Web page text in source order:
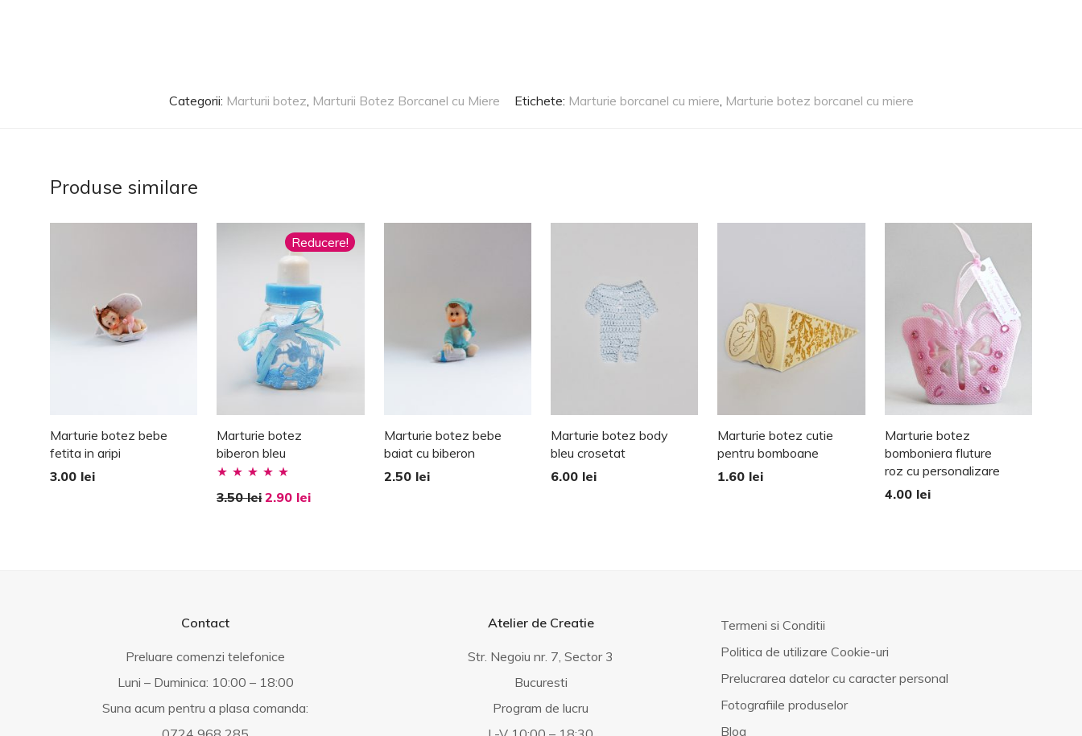
Categorii: Marturii botez, Marturii Botez Borcanel cu Miere Etichete: Marturie borcanel cu miere, Marturie botez borcanel cu miere
Produse similare
Marturie botez bebe
fetita in aripi
3.00 lei
Reducere!
Marturie botez
biberon bleu
Evaluat la
3.50lei 2.90 lei
Marturie botez bebe
baiat cu biberon
2.50 lei
Marturie botez body
bleu crosetat
6.00 lei
Marturie botez cutie
pentru bomboane
1.60 lei
Marturie botez
bomboniera fluture
roz cu personalizare
4.00 lei
Contact
Preluare comenzi telefonice
Luni – Duminica: 10:00 – 18:00
Suna acum pentru a plasa comanda:
Atelier de Creatie
Str. Negoiu nr. 7, Sector 3
Bucuresti
Program de lucru
Termeni si Conditii
Politica de utilizare Cookie-uri
Prelucrarea datelor cu caracter personal
Fotografiile produselor
Blog